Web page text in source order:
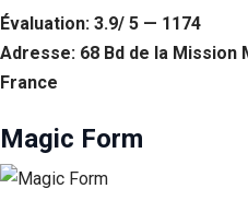
Évaluation: 3.9/ 5 — 1174
Adresse: 68 Bd de la Mission
France
Magic Form
Statistiques
Afin que
nous
fonctionnalité
et la structure
du site Web,